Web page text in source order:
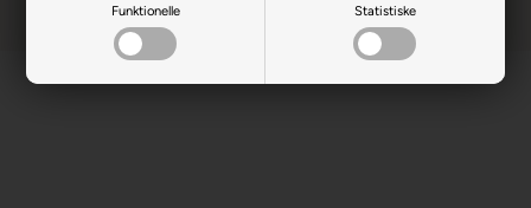
Funktionelle Statistiske